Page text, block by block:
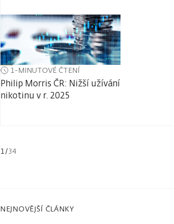
1-MINUTOVÉ ČTENÍ
Philip Morris ČR: Nižší užívání
nikotinu v r. 2025
1 /34
NEJNOVĚJŠÍ ČLÁNKY